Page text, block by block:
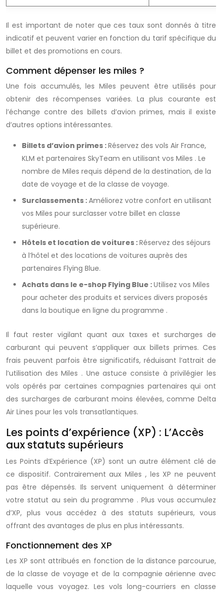
Il est important de noter que ces taux sont donnés à titre
indicatif et peuvent varier en fonction du tarif spécifique du
billet et des promotions en cours.
Comment dépenser les miles ?
Une fois accumulés, les Miles peuvent être utilisés pour
obtenir des récompenses variées. La plus courante est
l’échange contre des billets d’avion primes, mais il existe
d’autres options intéressantes.
Billets d’avion primes :Réservez des vols Air France,
KLM et partenaires SkyTeam en utilisant vos Miles . Le
nombre de Miles requis dépend de la destination, de la
date de voyage et de la classe de voyage.
Surclassements :Améliorez votre confort en utilisant
vos Miles pour surclasser votre billet en classe
supérieure.
Hôtels et location de voitures :Réservez des séjours
à l’hôtel et des locations de voitures auprès des
partenaires Flying Blue.
Achats dans le e-shop Flying Blue :Utilisez vos Miles
pour acheter des produits et services divers proposés
dans la boutique en ligne du programme .
Il faut rester vigilant quant aux taxes et surcharges de
carburant qui peuvent s’appliquer aux billets primes. Ces
frais peuvent parfois être significatifs, réduisant l’attrait de
l’utilisation desMiles . Une astuce consiste à privilégier les
vols opérés par certaines compagnies partenaires qui ont
des surcharges de carburant moins élevées, comme Delta
Air Lines pour les vols transatlantiques.
Les points d’expérience (XP) : L’Accès
aux statuts supérieurs
Les Points d’Expérience (XP) sont un autre élément clé de
ce dispositif. Contrairement auxMiles , les XP ne peuvent
pas être dépensés. Ils servent uniquement à déterminer
votre statut au sein duprogramme . Plus vous accumulez
d’XP, plus vous accédez à des statuts supérieurs, vous
offrant des avantages de plus en plus intéressants.
Fonctionnement des XP
Les XP sont attribués en fonction de la distance parcourue,
de la classe de voyage et de la compagnie aérienne avec
laquelle vous voyagez. Les vols long-courriers en classe